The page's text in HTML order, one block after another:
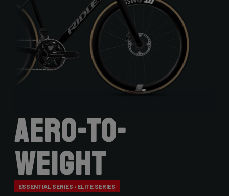
Aero-to-
Weight
ESSENTIAL SERIES › ELITE SERIES